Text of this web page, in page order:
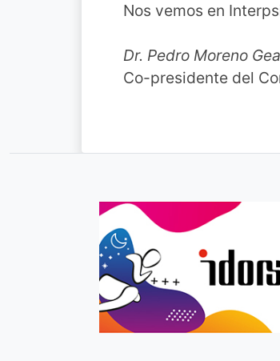
Nos vemos en
Dr. Pedro Moreno Gea
Co-presidente del